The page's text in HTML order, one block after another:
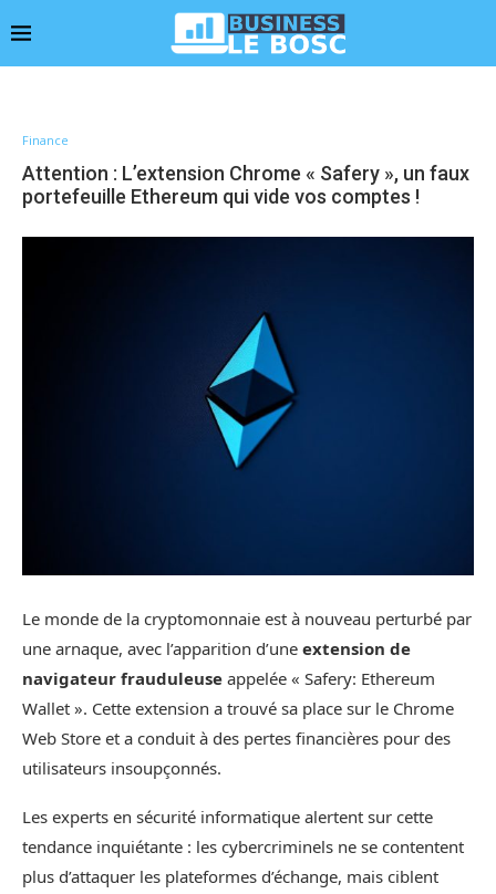
Finance
Attention : L’extension Chrome « Safery », un faux
portefeuille Ethereum qui vide vos comptes !
Le monde de la cryptomonnaie est à nouveau perturbé par
une arnaque, avec l’apparition d’une extension de
navigateur frauduleuse appelée « Safery: Ethereum
Wallet ». Cette extension a trouvé sa place sur le Chrome
Web Store et a conduit à des pertes financières pour des
utilisateurs insoupçonnés.
Les experts en sécurité informatique alertent sur cette
tendance inquiétante : les cybercriminels ne se contentent
plus d’attaquer les plateformes d’échange, mais ciblent